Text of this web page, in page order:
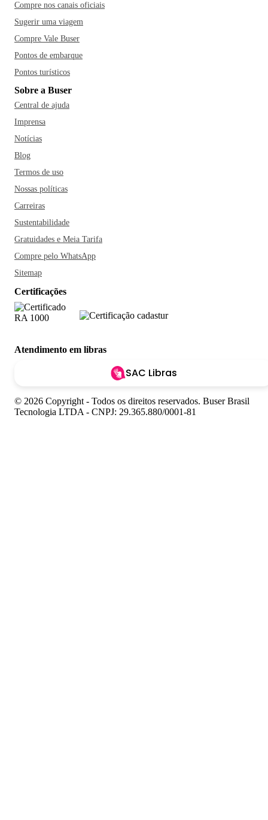
Compre nos canais oficiais
Sugerir uma viagem
Compre Vale Buser
Pontos de embarque
Pontos turísticos
Sobre a Buser
Central de ajuda
Imprensa
Notícias
Blog
Termos de uso
Nossas políticas
Carreiras
Sustentabilidade
Gratuidades e Meia Tarifa
Compre pelo WhatsApp
Sitemap
Certificações
Atendimento em libras
SAC Libras
© 2026 Copyright - Todos os direitos reservados. Buser Brasil
Tecnologia LTDA - CNPJ: 29.365.880/0001-81